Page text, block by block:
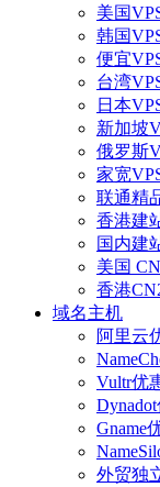
美国
韩国
便宜
台湾
日本
新加坡
俄罗斯
家宽
联通精
香港建
国内建
美国
香港
域名主机
阿里云
Vultr优
Gname
外贸独